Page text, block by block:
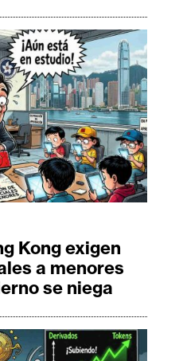
Kong exigen
a menores
se niega